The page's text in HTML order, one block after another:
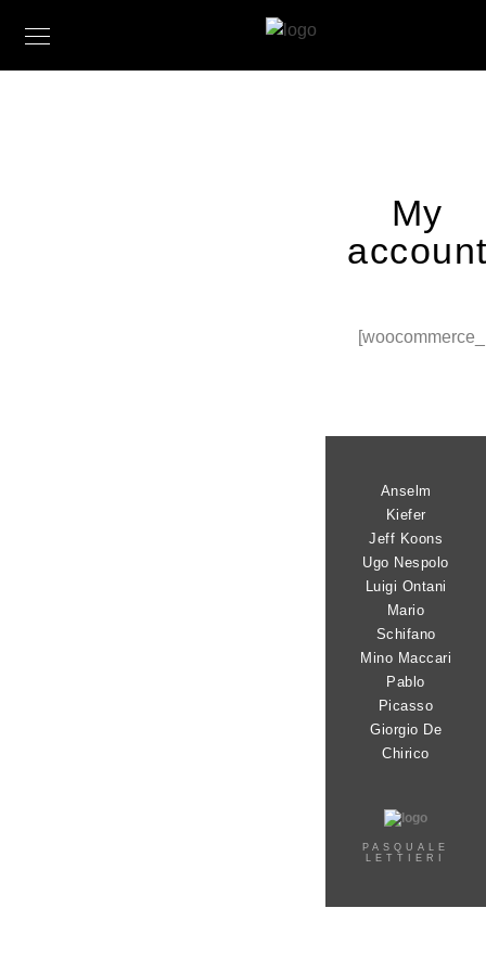
My
Anselm
Kiefer
Jeff Koons
Ugo Nespolo
Luigi Ontani
Mario
Schifano
Mino Maccari
Pablo
Picasso
Giorgio De
Chirico
PASQUALE
LETTIERI